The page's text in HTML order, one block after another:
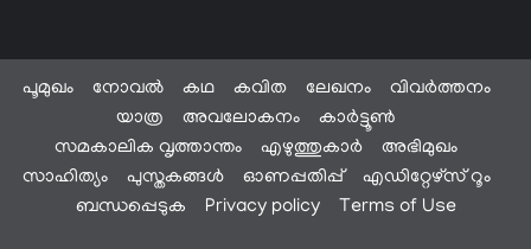
പൂമുഖം നോവൽ കഥ കവിത ലേഖനം
വിവർത്തനം
യാത്ര
അവലോകനം
കാർട്ടൂൺ
സമകാലിക വൃത്താന്തം
എഴുത്തുകാർ
അഭിമുഖം
സാഹിത്യം
പുസ്തകങ്ങൾ ഓണപ്പതിപ്പ്
എഡിറ്റേഴ്സ് റൂം
ബന്ധപ്പെടുക
Privacy policy Terms of Use